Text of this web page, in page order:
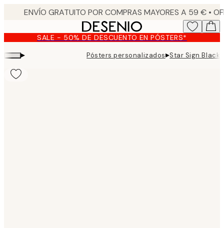
content.SALE - 50% DE DESCUENTO EN PÓSTERS*
▸ Pósters personalizados▸Star Sign Black